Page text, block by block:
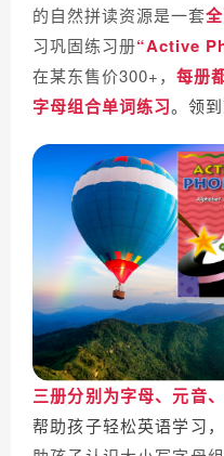
的自然拼读资源是一套
习巩固练习册“Active
在某东售价300+， 每册
字母组合单词练习。领
三册分别为字母、元音
帮助孩子轻松英语学习，